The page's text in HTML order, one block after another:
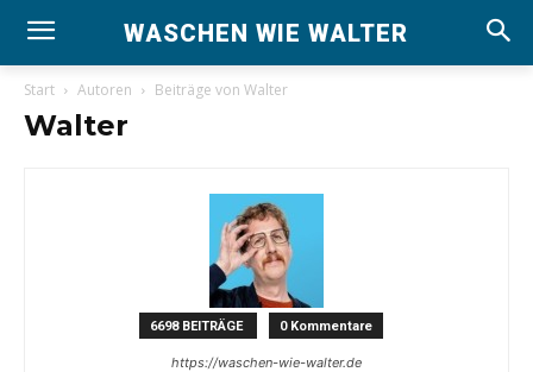
WASCHEN WIE WALTER
Start Autoren Beiträge von Walter
Walter
6698 BEITRÄGE 0 Kommentare
https://waschen-wie-walter.de